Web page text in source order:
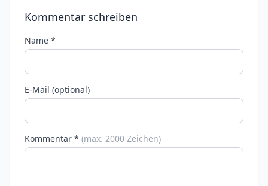
Kommentar schreiben
Name *
E-Mail (optional)
Kommentar * (max. 2000 Zeichen)